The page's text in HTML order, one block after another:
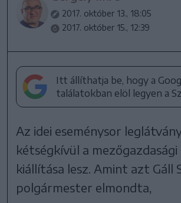
2017. október 13., 18:05
2017. október 15., 12:39
Itt állíthatja be, hogy a
találatokban elöl legyen a
Az idei eseménysor
kétségkívül a mezőgazdasági
kiállítása lesz. Amint azt Gáll
polgármester elmondta,